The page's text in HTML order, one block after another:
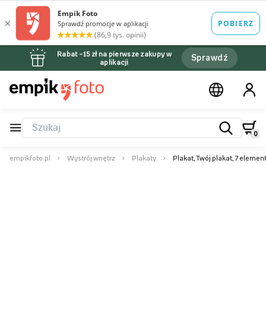
Rabat –15 zł na pierwsze zakupy w
aplikacji
Sprawdź
0
empikfoto.pl Wystrój wnętrz Plakaty Plakat, Twój plakat, 7